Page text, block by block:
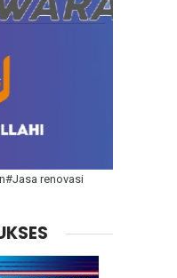
renovasi